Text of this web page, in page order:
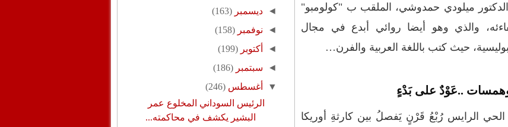
الدكتور ميلودي حمدوشي، الملقب ب "كولومبو"
والذي وهو أيضا روائي أبدع في مجال
حيث كتب باللغة العربية والفرن…
..عَوْدٌ على بَدْءٍ
الحي الرايس رُبْعُ قَرْنٍ يَفصلُ بين كارثةِ أوريكا
◄ديسمبر(163)
◄ نوفمبر(158)
◄
أكتوبر(199)
◄ سبتمبر(186)
▼
أغسطس(246)
الرئيس السوداني المخلوع عمر
البشير يكشف في محاكمته...